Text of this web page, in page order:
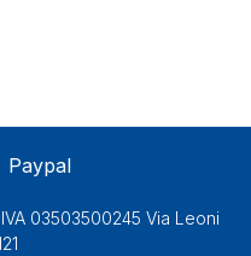
Paypal
03503500245 Via Leoni